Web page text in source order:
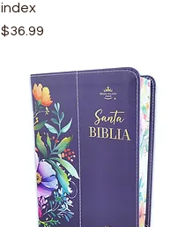
index
Precio
$36.99